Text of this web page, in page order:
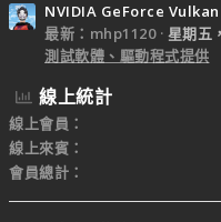
NVIDIA GeForce
最新：mhp1120
星期五
測試軟體、驅動程式提供
線上統計
線上會員
線上來賓
會員總計